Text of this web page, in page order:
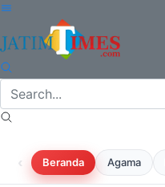
‹ Beranda Agama